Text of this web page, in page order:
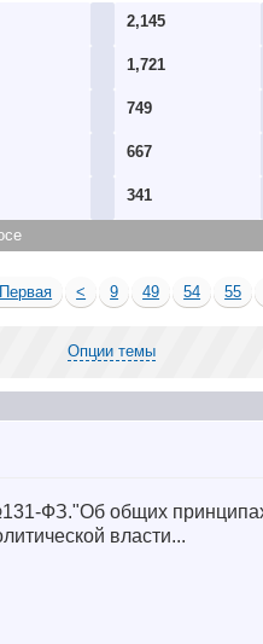
2,145
1,721
749
667
341
Первая < 9 49 54 55
Опции темы
ФЗ."Об общих
власти...